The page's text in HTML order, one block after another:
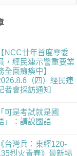
【NCC廿年首度零委
，經民連示警重要業
全面癱瘓中】
（四）經民連
者會採訪通知
，
「可是考試就是國
」：請說國語
《台灣兵：東經120-
烈火青春》最新場